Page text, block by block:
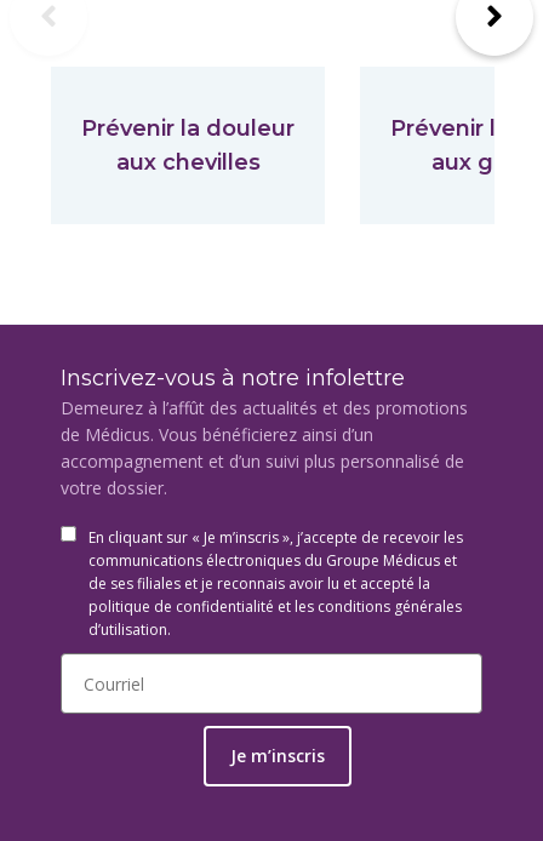
Prévenir la douleur
aux chevilles
Prévenir la
aux
Previous
Inscrivez-vous à notre infolettre
Demeurez à l’affût des actualités et des promotions
de Médicus. Vous bénéficierez ainsi d’un
accompagnement et d’un suivi plus personnalisé de
votre dossier.
En cliquant sur « Je m’inscris », j’accepte de recevoir les
communications électroniques du Groupe Médicus et
de ses filiales et je reconnais avoir lu et accepté la
politique de confidentialité et les conditions générales
d’utilisation.
Je m’inscris